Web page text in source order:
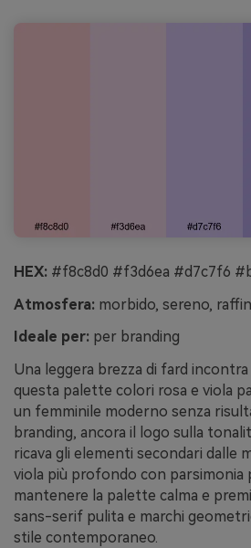
HEX: #f8c8d0 #f3d6ea #d7c7f6
Atmosfera: morbido, sereno,
Ideale per: per branding
Una leggera brezza di fard
questa palette colori rosa e viola
un femminile moderno senza
branding, ancora il logo sulla
ricava gli elementi secondari dalle
viola più profondo con parsimonia
mantenere la palette calma e
sans-serif pulita e marchi
stile contemporaneo.